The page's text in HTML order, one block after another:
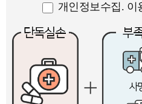
개인정보수집. 이